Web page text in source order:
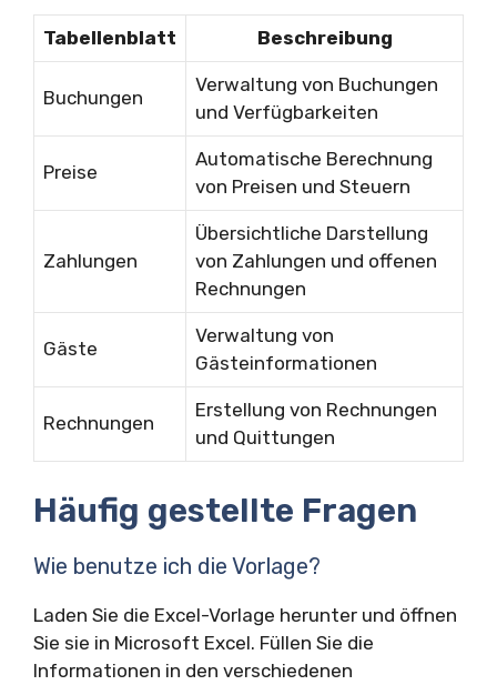
Tabellenblatt Beschreibung
Buchungen
Verwaltung von Buchungen
und Verfügbarkeiten
Preise
Automatische Berechnung
von Preisen und Steuern
Zahlungen
Übersichtliche Darstellung
von Zahlungen und offenen
Rechnungen
Gäste
Verwaltung von
Gästeinformationen
Rechnungen
Erstellung von Rechnungen
und Quittungen
Häufig gestellte Fragen
Wie benutze ich die Vorlage?
Laden Sie die Excel-Vorlage herunter und öffnen
Sie sie in Microsoft Excel. Füllen Sie die
Informationen in den verschiedenen